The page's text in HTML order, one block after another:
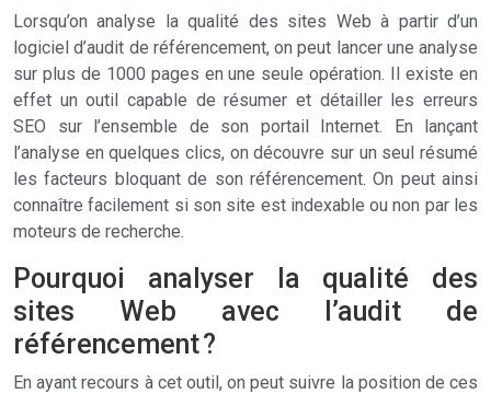
Lorsqu’on analyse la qualité des sites Web à partir d’un
logiciel d’audit de référencement, on peut lancer une analyse
sur plus de 1000 pages en une seule opération. Il existe en
effet un outil capable de résumer et détailler les erreurs
SEO sur l’ensemble de son portail Internet. En lançant
l’analyse en quelques clics, on découvre sur un seul résumé
les facteurs bloquant de son référencement. On peut ainsi
connaître facilement si son site est indexable ou non par les
moteurs de recherche.
Pourquoi analyser la qualité des
sites Web avec l’audit de
référencement ?
En ayant recours à cet outil, on peut suivre la position de ces